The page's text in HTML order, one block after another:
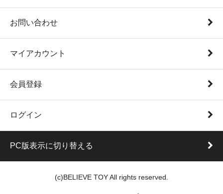
お問い合わせ
マイアカウント
会員登録
ログイン
PC版表示に切り替える
(c)BELIEVE TOY All rights reserved.